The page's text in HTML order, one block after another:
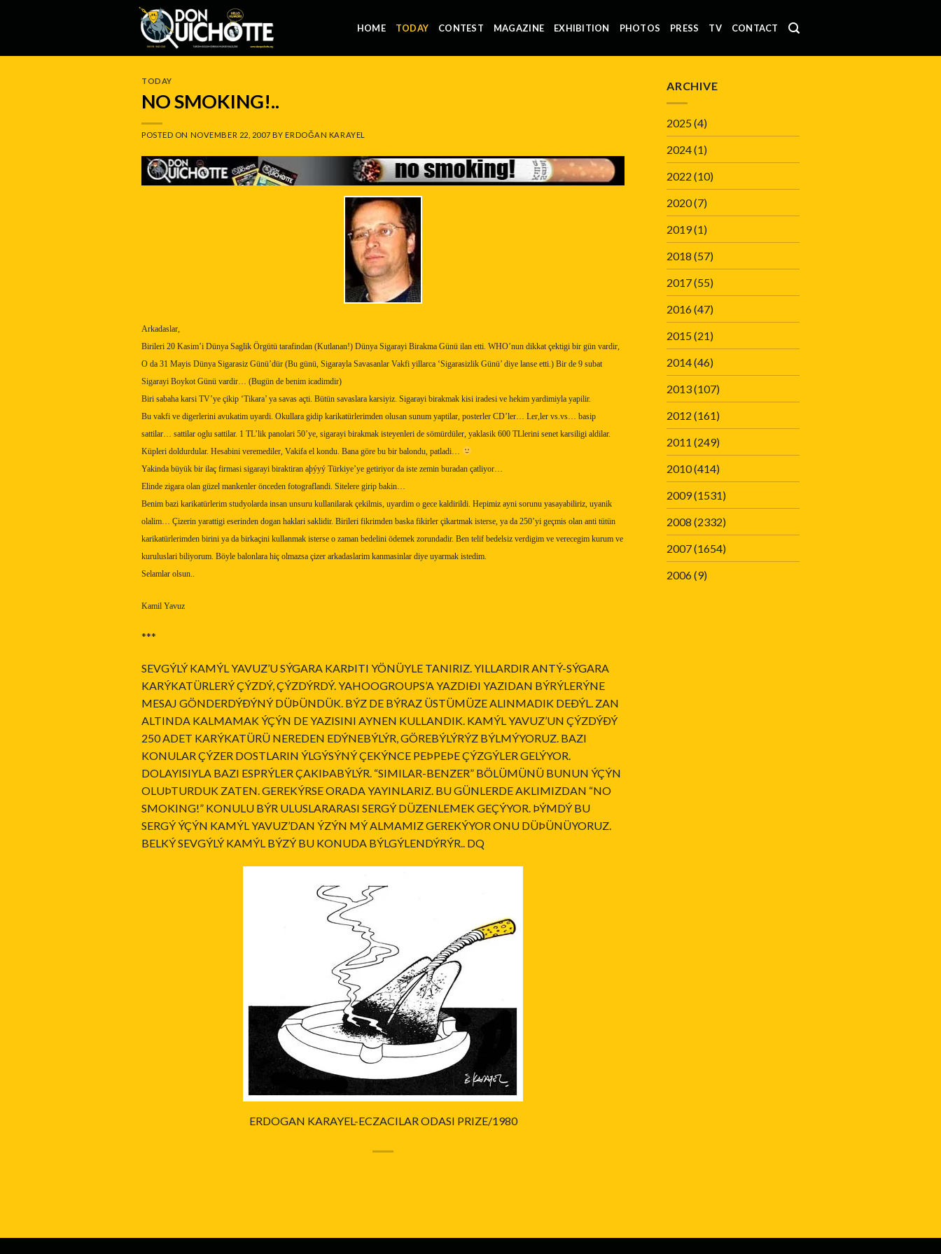
HOME TODAY CONTEST MAGAZINE EXHIBITION PHOTOS PRESS TV CONTACT
TODAY
NO SMOKING!..
POSTED ON NOVEMBER 22, 2007 BYERDOĞAN KARAYEL
Arkadaslar,
Birileri 20 Kasim’i Dünya Saglik Örgütü tarafindan (Kutlanan!) Dünya Sigarayi Birakma Günü ilan etti. WHO’nun dikkat çektigi bir gün vardir,
O da 31 Mayis Dünya Sigarasiz Günü’dür (Bu günü, Sigarayla Savasanlar Vakfi yillarca ‘Sigarasizlik Günü’ diye lanse etti.) Bir de 9 subat
Sigarayi Boykot Günü vardir… (Bugün de benim icadimdir)
Biri sabaha karsi TV’ye çikip ‘Tikara’ ya savas açti. Bütün savaslara karsiyiz. Sigarayi birakmak kisi iradesi ve hekim yardimiyla yapilir.
Bu vakfi ve digerlerini avukatim uyardi. Okullara gidip karikatürlerimden olusan sunum yaptilar, posterler CD’ler… Ler,ler vs.vs… basip
sattilar… sattilar oglu sattilar. 1 TL’lik panolari 50’ye, sigarayi birakmak isteyenleri de sömürdüler, yaklasik 600 TLlerini senet karsiligi aldilar.
Küpleri doldurdular. Hesabini veremediler, Vakifa el kondu. Bana göre bu bir balondu, patladi…
Yakinda büyük bir ilaç firmasi sigarayi biraktiran aþýyý Türkiye’ye getiriyor da iste zemin buradan çatliyor…
Elinde zigara olan güzel mankenler önceden fotograflandi. Sitelere girip bakin…
Benim bazi karikatürlerim studyolarda insan unsuru kullanilarak çekilmis, uyardim o gece kaldirildi. Hepimiz ayni sorunu yasayabiliriz, uyanik
olalim… Çizerin yarattigi eserinden dogan haklari saklidir. Birileri fikrimden baska fikirler çikartmak isterse, ya da 250’yi geçmis olan anti tütün
karikatürlerimden birini ya da birkaçini kullanmak isterse o zaman bedelini ödemek zorundadir. Ben telif bedelsiz verdigim ve verecegim kurum ve
kuruluslari biliyorum. Böyle balonlara hiç olmazsa çizer arkadaslarim kanmasinlar diye uyarmak istedim.
Selamlar olsun..
Kamil Yavuz
***
SEVGÝLÝ KAMÝL YAVUZ’U SÝGARA KARÞITI YÖNÜYLE TANIRIZ. YILLARDIR ANTÝ-SÝGARA
KARÝKATÜRLERÝ ÇÝZDÝ, ÇÝZDÝRDÝ. YAHOOGROUPS’A YAZDIÐI YAZIDAN BÝRÝLERÝNE
MESAJ GÖNDERDÝÐÝNÝ DÜÞÜNDÜK. BÝZ DE BÝRAZ ÜSTÜMÜZE ALINMADIK DEÐÝL. ZAN
ALTINDA KALMAMAK ÝÇÝN DE YAZISINI AYNEN KULLANDIK. KAMÝL YAVUZ’UN ÇÝZDÝÐÝ
250 ADET KARÝKATÜRÜ NEREDEN EDÝNEBÝLÝR, GÖREBÝLÝRÝZ BÝLMÝYORUZ. BAZI
KONULAR ÇÝZER DOSTLARIN ÝLGÝSÝNÝ ÇEKÝNCE PEÞPEÞE ÇÝZGÝLER GELÝYOR.
DOLAYISIYLA BAZI ESPRÝLER ÇAKIÞABÝLÝR. “SIMILAR-BENZER” BÖLÜMÜNÜ BUNUN ÝÇÝN
OLUÞTURDUK ZATEN. GEREKÝRSE ORADA YAYINLARIZ. BU GÜNLERDE AKLIMIZDAN “NO
SMOKING!” KONULU BÝR ULUSLARARASI SERGÝ DÜZENLEMEK GEÇÝYOR. ÞÝMDÝ BU
SERGÝ ÝÇÝN KAMÝL YAVUZ’DAN ÝZÝN MÝ ALMAMIZ GEREKÝYOR ONU DÜÞÜNÜYORUZ.
BELKÝ SEVGÝLÝ KAMÝL BÝZÝ BU KONUDA BÝLGÝLENDÝRÝR.. DQ
ERDOGAN KARAYEL-ECZACILAR ODASI PRIZE/1980
ARCHIVE
2025(4)
2024(1)
2022 (10)
2020(7)
2019(1)
2018 (57)
2017(55)
2016(47)
2015(21)
2014(46)
2013(107)
2012 (161)
2011 (249)
2010(414)
2009(1531)
2008 (2332)
2007(1654)
2006(9)